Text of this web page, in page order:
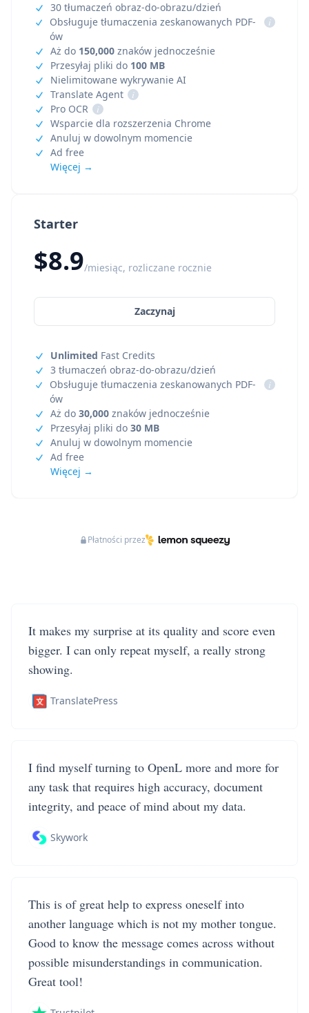
Starter
$8.9/miesiąc, rozliczane rocznie
Zaczynaj
Unlimited Fast Credits
3 tłumaczeń obraz-do-obrazu/dzień
Obsługuje tłumaczenia zeskanowanych PDF-
ów
i
Aż do 30,000 znaków jednocześnie
Przesyłaj pliki do 30 MB
Anuluj w dowolnym momencie
Ad free
Więcej →
30 tłumaczeń obraz-do-obrazu/dzień
Obsługuje tłumaczenia zeskanowanych PDF-
ów
i
Aż do 150,000 znaków jednocześnie
Przesyłaj pliki do 100 MB
Nielimitowane wykrywanie AI
Translate Agent
i
Pro OCR
i
Wsparcie dla rozszerzenia Chrome
Anuluj w dowolnym momencie
Ad free
Więcej →
Płatności przez
It makes my surprise at its quality and score even
bigger. I can only repeat myself, a really strong
showing.
TranslatePress
I find myself turning to OpenL more and more for
any task that requires high accuracy, document
integrity, and peace of mind about my data.
Skywork
This is of great help to express oneself into
another language which is not my mother tongue.
Good to know the message comes across without
possible misunderstandings in communication.
Great tool!